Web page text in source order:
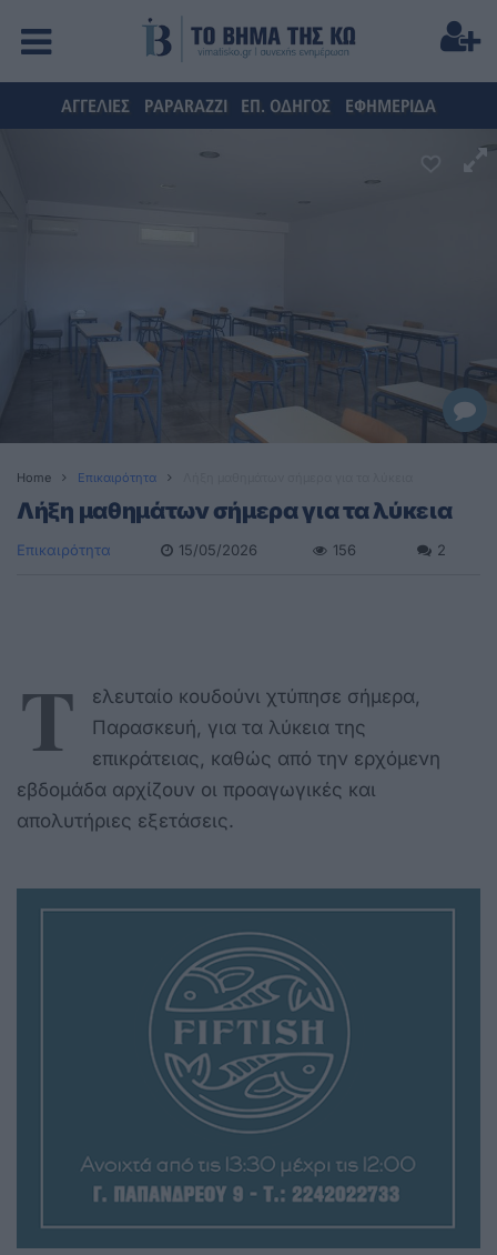
ΑΓΓΕΛΙΕΣ PAPARAZZI ΕΠ. ΟΔΗΓΟΣ ΕΦΗΜΕΡΙΔΑ
Home Επικαιρότητα
Λήξη μαθημάτων σήμερα για τα λύκεια
Επικαιρότητα 15/05/2026 156 2
Τ
ελευταίο κουδούνι χτύπησε σήμερα,
Παρασκευή, για τα λύκεια της
επικράτειας, καθώς από την ερχόμενη
εβδομάδα αρχίζουν οι προαγωγικές και
απολυτήριες εξετάσεις.